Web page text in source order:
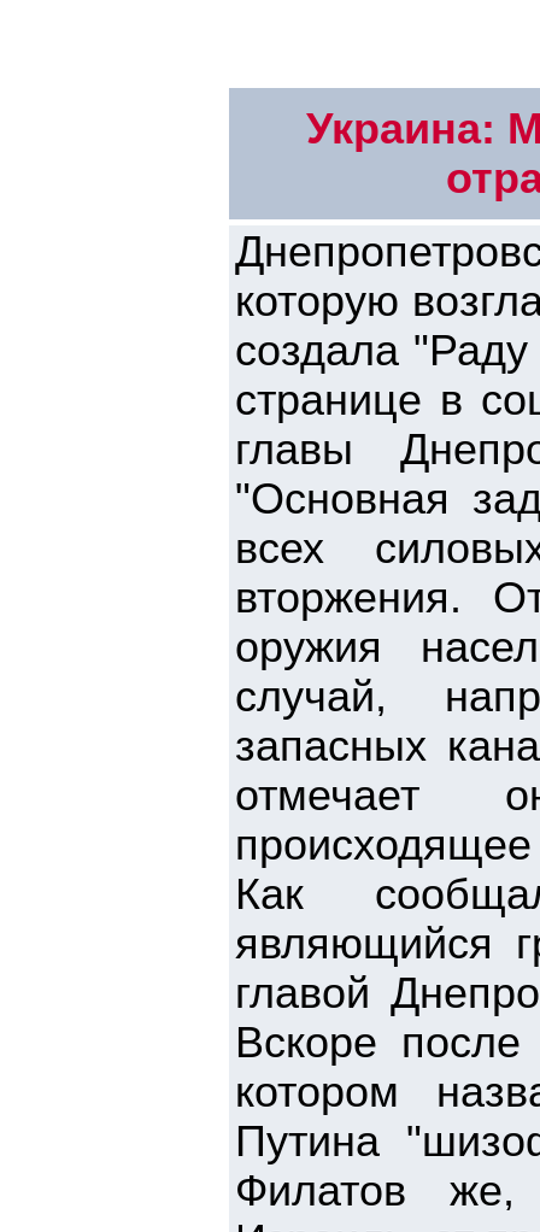
Украина:
которую
создала
странице в
главы
"Основная
всех
вторжения.
оружия
случай,
запасных
отмечает
Как
являющийся
главой
Вскоре
котором
Путина
Филатов